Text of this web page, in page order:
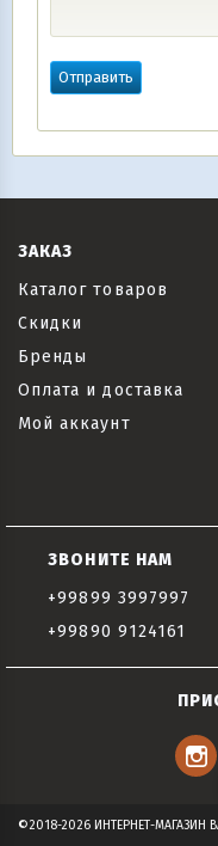
ЗАКАЗ
Каталог товаров
Скидки
Бренды
Оплата и доставка
Мой аккаунт
ЗВОНИТЕ НАМ
+99899 3997997
+99890 9124161
©2018-2026 ИНТЕРНЕТ-МАГАЗИН